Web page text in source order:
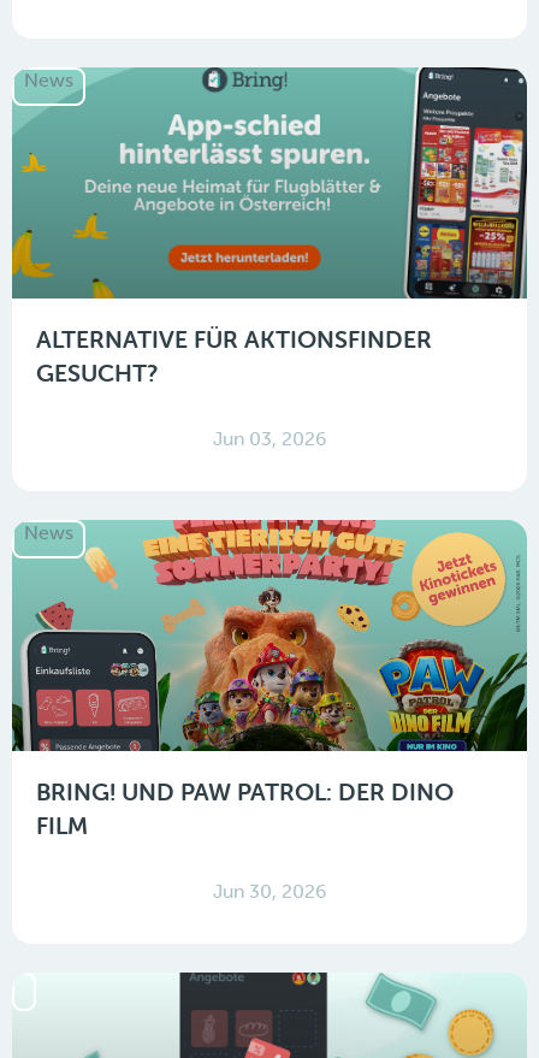
News
ALTERNATIVE FÜR AKTIONSFINDER
GESUCHT?
Jun 03, 2026
News
BRING! UND PAW PATROL: DER DINO
FILM
Jun 30, 2026